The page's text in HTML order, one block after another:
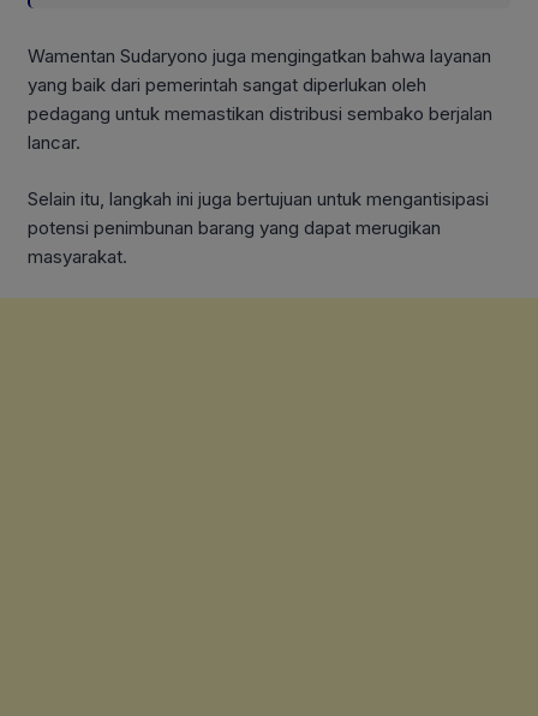
Wamentan Sudaryono juga mengingatkan bahwa layanan
yang baik dari pemerintah sangat diperlukan oleh
pedagang untuk memastikan distribusi sembako berjalan
lancar.
Selain itu, langkah ini juga bertujuan untuk mengantisipasi
potensi penimbunan barang yang dapat merugikan
masyarakat.